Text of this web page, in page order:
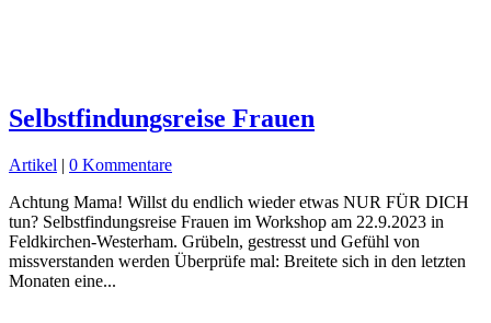
Selbstfindungsreise Frauen
Artikel | 0 Kommentare
Achtung Mama! Willst du endlich wieder etwas NUR FÜR DICH
tun? Selbstfindungsreise Frauen im Workshop am 22.9.2023 in
Feldkirchen-Westerham. Grübeln, gestresst und Gefühl von
missverstanden werden Überprüfe mal: Breitete sich in den letzten
Monaten eine...